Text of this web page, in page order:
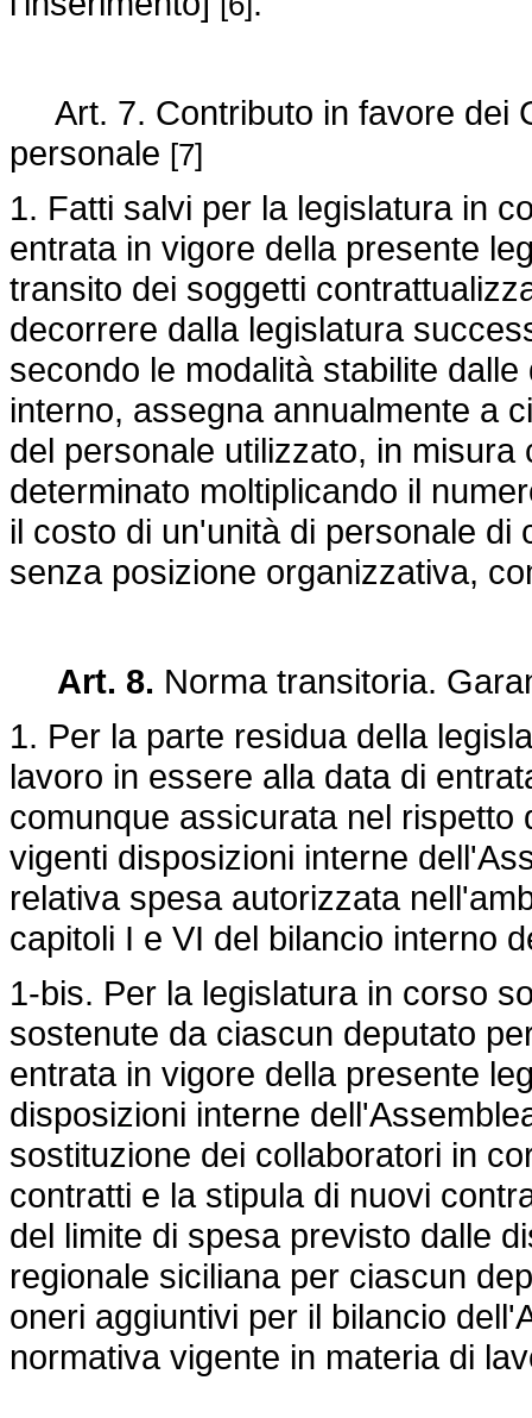
Art. 7. Contributo in favore dei
personale [7]
1. Fatti salvi per la legislatura in
entrata in vigore della presente
transito dei soggetti
decorrere dalla legislatura
secondo le modalità stabilite
interno, assegna annualmente a
del personale utilizzato, in
determinato moltiplicando il
il costo di un'unità di personale
senza posizione organizzativa,
Art. 8. Norma transitoria.
1. Per la parte residua della
lavoro in essere alla data di
comunque assicurata nel rispetto
vigenti disposizioni interne
relativa spesa autorizzata
capitoli I e VI del bilancio interno
1-bis. Per la legislatura in corso
sostenute da ciascun deputato
entrata in vigore della presente
disposizioni interne
sostituzione dei collaboratori in
contratti e la stipula di nuovi
del limite di spesa previsto dalle
regionale siciliana per ciascun
oneri aggiuntivi per il bilancio
normativa vigente in materia di